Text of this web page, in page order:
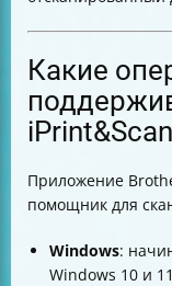
устройстве
Какие модели
Полезные
Таблица
сканирования
Какие
iPrint&Scan
Приложение
помощник для
Windows:
Windows 10 и